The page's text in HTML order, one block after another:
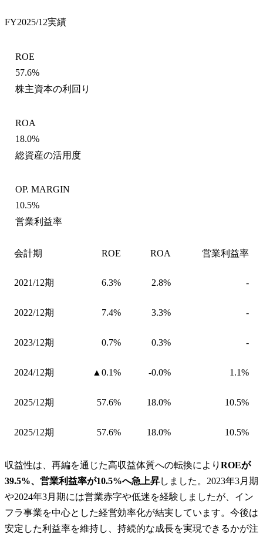
FY2025/12実績
ROE
57.6%
株主資本の利回り
ROA
18.0%
総資産の活用度
OP. MARGIN
10.5%
営業利益率
会計期 ROE ROA 営業利益率
2021/12期 6.3% 2.8% -
2022/12期 7.4% 3.3% -
2023/12期 0.7% 0.3% -
2024/12期 ▲0.1% -0.0% 1.1%
2025/12期 57.6% 18.0% 10.5%
2025/12期 57.6% 18.0% 10.5%
収益性は、再編を通じた高収益体質への転換により ROEが
39.5%、営業利益率が10.5%へ急上昇しました。2023年3月期
や2024年3月期には営業赤字や低迷を経験しましたが、イン
フラ事業を中心とした経営効率化が結実しています。今後は
安定した利益率を維持し、持続的な成長を実現できるかが注